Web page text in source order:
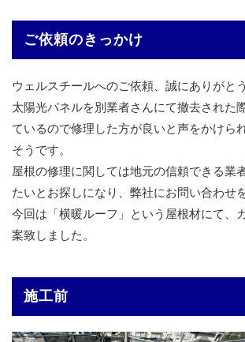
ご依頼のきっかけ
ウェルスチールへのご依頼、誠にありがと
太陽光パネルを別業者さんにて撤去された
ているので修理した方が良いと声をかけら
そうです。
屋根の修理に関しては地元の信頼できる業
たいとお探しになり、弊社にお問い合わせ
今回は「横暖ルーフ」という屋根材にて、
案致しました。
施工前